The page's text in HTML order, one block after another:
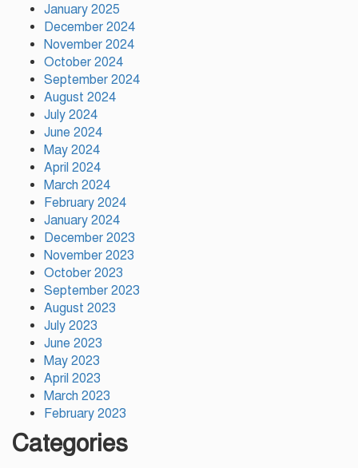
দুর্গাপূজায় আসছে সালমার নতুন গান,
রেকর্ড সম্পন্ন
January 2025
December 2024
November 2024
October 2024
September 2024
August 2024
July 2024
June 2024
May 2024
April 2024
March 2024
February 2024
January 2024
December 2023
November 2023
October 2023
September 2023
August 2023
July 2023
June 2023
May 2023
April 2023
March 2023
February 2023
Categories